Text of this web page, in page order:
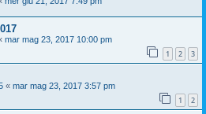
mar mag 23, 2017 10:00 pm
1 2 3
« mar mag 23, 2017 3:57 pm
1 2